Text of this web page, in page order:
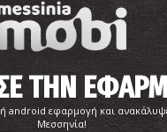
ΤΗΝ
android εφαρμογή και ανακάλυψε
Μεσσηνία!